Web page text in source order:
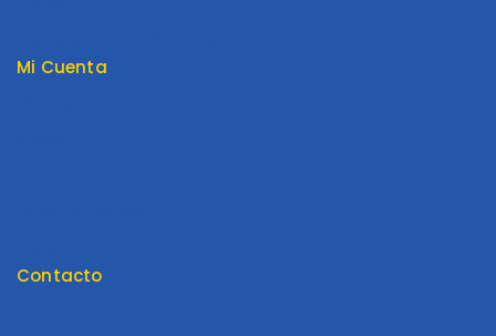
Mi Cuenta
Contacto